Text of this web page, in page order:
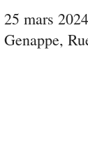
25 mars
Genappe,